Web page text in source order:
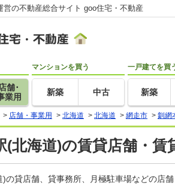
営の不動産総合サイト goo住宅・不動産
店舗･
業用
マンションを買う
新築 中古
一戸建てを買
新築
> 店舗・事業用 > 北海道 > 北海道 > 網走市 > 釧網
(北海道)の賃貸店舗・賃
)の貸店舗、貸事務所、月極駐車場などの店